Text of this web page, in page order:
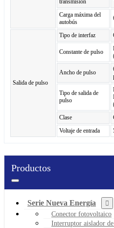
transmisión
Carga máxima del
autobús
Salida de pulso
Tipo de interfaz
Constante de pulso
Ancho de pulso
Tipo de salida de
pulso
Clase
Voltaje de entrada
Productos
Serie Nueva Energía
Conector fotovoltaico
Interruptor aislador